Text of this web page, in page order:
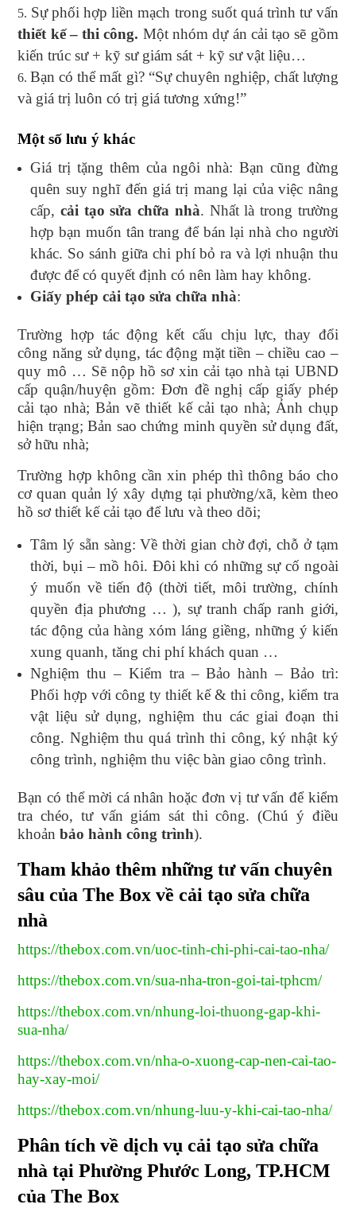
Sự phối hợp liền mạch trong suốt quá trình tư vấn
thiết kế – thi công. Một nhóm dự án cải tạo sẽ gồm
kiến trúc sư + kỹ sư giám sát + kỹ sư vật liệu…
Bạn có thể mất gì? “Sự chuyên nghiệp, chất lượng
và giá trị luôn có trị giá tương xứng!”
Một số lưu ý khác
Giá trị tặng thêm của ngôi nhà: Bạn cũng đừng
quên suy nghĩ đến giá trị mang lại của việc nâng
cấp,cải tạo sửa chữa nhà. Nhất là trong trường
hợp bạn muốn tân trang để bán lại nhà cho người
khác. So sánh giữa chi phí bỏ ra và lợi nhuận thu
được để có quyết định có nên làm hay không.
Giấy phép cải tạo sửa chữa nhà:
Trường hợp tác động kết cấu chịu lực, thay đổi
công năng sử dụng, tác động mặt tiền – chiều cao –
quy mô … Sẽ nộp hồ sơ xin cải tạo nhà tại UBND
cấp quận/huyện gồm: Đơn đề nghị cấp giấy phép
cải tạo nhà; Bản vẽ thiết kế cải tạo nhà; Ảnh chụp
hiện trạng; Bản sao chứng minh quyền sử dụng đất,
sở hữu nhà;
Trường hợp không cần xin phép thì thông báo cho
cơ quan quản lý xây dựng tại phường/xã, kèm theo
hồ sơ thiết kế cải tạo để lưu và theo dõi;
Tâm lý sẵn sàng: Về thời gian chờ đợi, chỗ ở tạm
thời, bụi – mồ hôi. Đôi khi có những sự cố ngoài
ý muốn về tiến độ (thời tiết, môi trường, chính
quyền địa phương … ), sự tranh chấp ranh giới,
tác động của hàng xóm láng giềng, những ý kiến
xung quanh, tăng chi phí khách quan …
Nghiệm thu – Kiểm tra – Bảo hành – Bảo trì:
Phối hợp với công ty thiết kế & thi công, kiểm tra
vật liệu sử dụng, nghiệm thu các giai đoạn thi
công. Nghiệm thu quá trình thi công, ký nhật ký
công trình, nghiệm thu việc bàn giao công trình.
Bạn có thể mời cá nhân hoặc đơn vị tư vấn để kiểm
tra chéo, tư vấn giám sát thi công. (Chú ý điều
khoảnbảo hành công trình).
Tham khảo thêm những tư vấn chuyên
sâu của The Box về cải tạo sửa chữa
nhà
https://thebox.com.vn/uoc-tinh-chi-phi-cai-tao-nha/
https://thebox.com.vn/sua-nha-tron-goi-tai-tphcm/
https://thebox.com.vn/nhung-loi-thuong-gap-khi-
sua-nha/
https://thebox.com.vn/nha-o-xuong-cap-nen-cai-tao-
hay-xay-moi/
https://thebox.com.vn/nhung-luu-y-khi-cai-tao-nha/
Phân tích về dịch vụ cải tạo sửa chữa
nhà tại Phường Phước Long, TP.HCM
của The Box